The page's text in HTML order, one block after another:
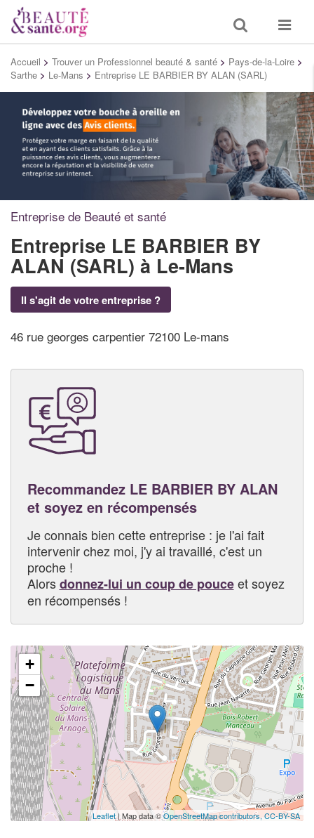
Toggle
search
Toggle
Accueil > Trouver un Professionnel beauté & santé > Pays-de-la-Loire >
Sarthe > Le-Mans > Entreprise LE BARBIER BY ALAN (SARL)
Entreprise de Beauté et santé
Entreprise LE BARBIER BY
ALAN (SARL) à Le-Mans
Il s'agit de votre entreprise ?
46 rue georges carpentier 72100 Le-mans
Recommandez LE BARBIER BY ALAN
et soyez en récompensés
Je connais bien cette entreprise : je l'ai fait
intervenir chez moi, j'y ai travaillé, c'est un
proche !
Alorsdonnez-lui un coup de pouceet soyez
en récompensés !
+
−
Leaflet| Map data ©OpenStreetMap contributors,CC-BY-SA